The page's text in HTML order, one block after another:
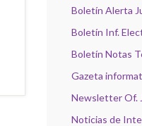
Boletín Alerta
Boletín Inf.
Boletín Notas
Gazeta
Newsletter Of.
Noticias de